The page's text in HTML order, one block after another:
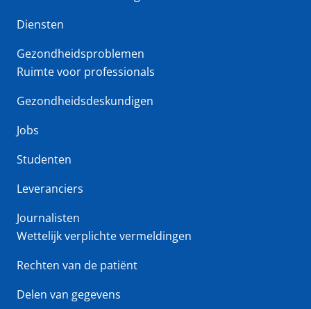
Diensten
Gezondheidsproblemen
Ruimte voor professionals
Gezondheidsdeskundigen
Jobs
Studenten
Leveranciers
Journalisten
Wettelijk verplichte vermeldingen
Rechten van de patiënt
Delen van gegevens